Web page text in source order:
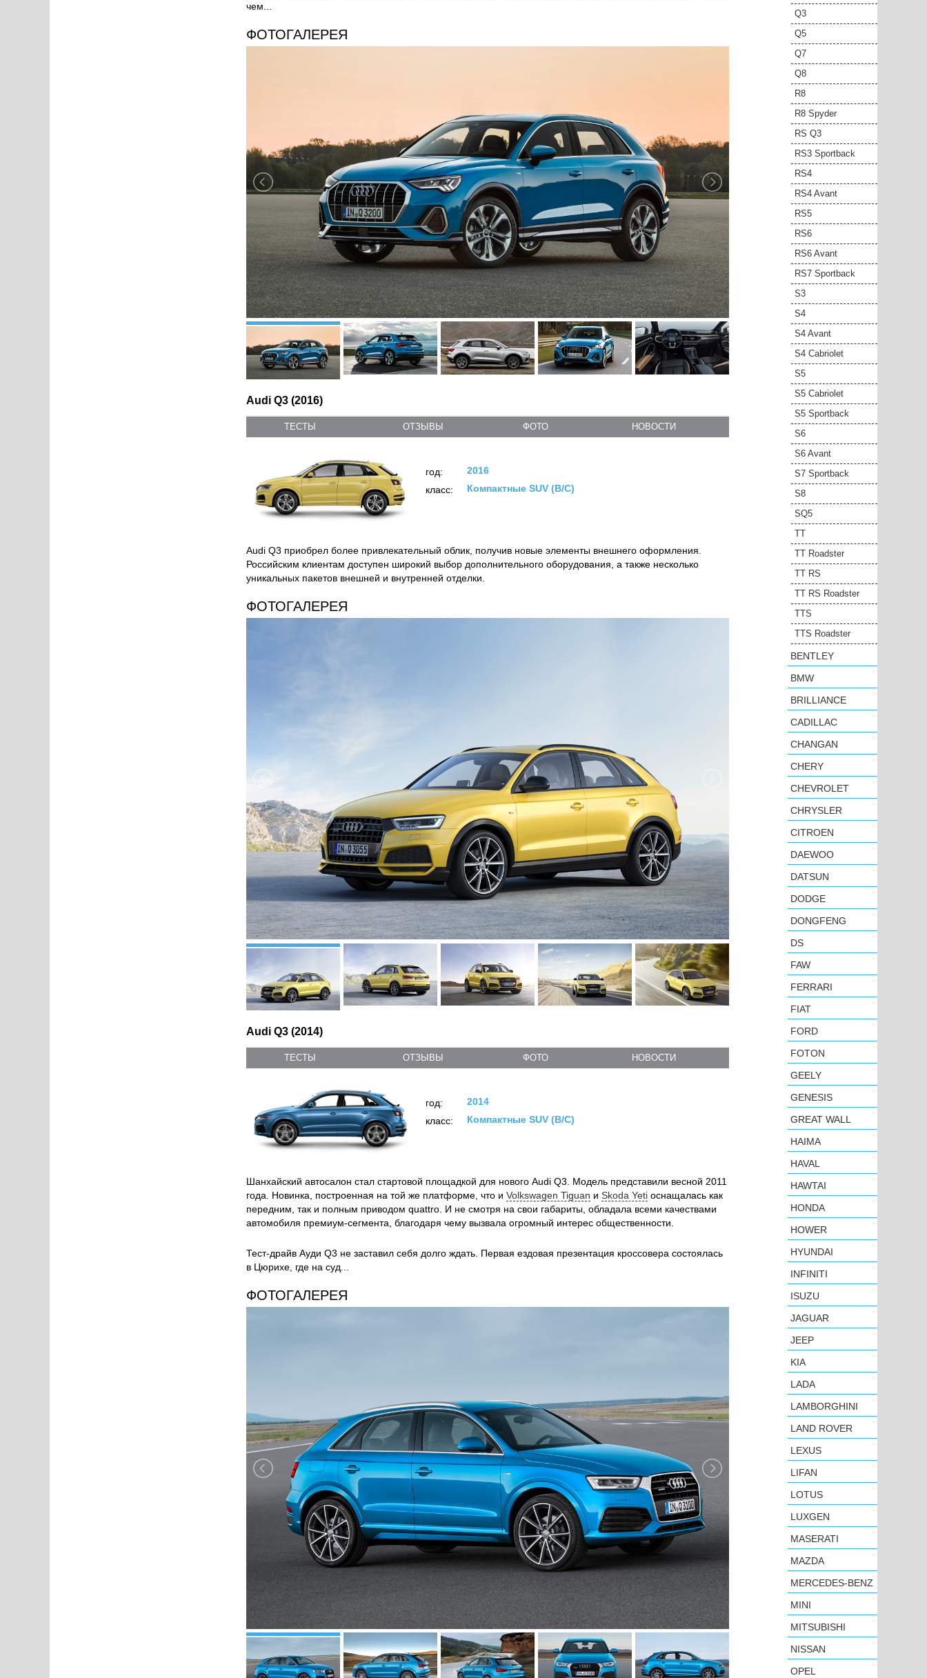
чем...
ФОТОГАЛЕРЕЯ
Audi Q3 (2016)
ТЕСТЫ ОТЗЫВЫ ФОТО НОВОСТИ
год:
2016
класс:
Компактные SUV (B/C)
Audi Q3 приобрел более привлекательный облик, получив новые элементы внешнего оформления.
Российским клиентам доступен широкий выбор дополнительного оборудования, а также несколько
уникальных пакетов внешней и внутренней отделки.
ФОТОГАЛЕРЕЯ
Audi Q3 (2014)
ТЕСТЫ ОТЗЫВЫ ФОТО НОВОСТИ
год:
2014
класс:
Компактные SUV (B/C)
Шанхайский автосалон стал стартовой площадкой для нового Audi Q3. Модель представили весной 2011
года. Новинка, построенная на той же платформе, что и Volkswagen Tiguan и Skoda Yeti оснащалась как
передним, так и полным приводом quattro. И не смотря на свои габариты, обладала всеми качествами
автомобиля премиум-сегмента, благодаря чему вызвала огромный интерес общественности.
Тест-драйв Ауди Q3 не заставил себя долго ждать. Первая ездовая презентация кроссовера состоялась
в Цюрихе, где на суд...
ФОТОГАЛЕРЕЯ
Q3
Q5
Q7
Q8
R8
R8 Spyder
RS Q3
RS3 Sportback
RS4
RS4 Avant
RS5
RS6
RS6 Avant
RS7 Sportback
S3
S4
S4 Avant
S4 Cabriolet
S5
S5 Cabriolet
S5 Sportback
S6
S6 Avant
S7 Sportback
S8
SQ5
TT
TT Roadster
TT RS
TT RS Roadster
TTS
TTS Roadster
BENTLEY
BMW
BRILLIANCE
CADILLAC
CHANGAN
CHERY
CHEVROLET
CHRYSLER
CITROEN
DAEWOO
DATSUN
DODGE
DONGFENG
DS
FAW
FERRARI
FIAT
FORD
FOTON
GEELY
GENESIS
GREAT WALL
HAIMA
HAVAL
HAWTAI
HONDA
HOWER
HYUNDAI
INFINITI
ISUZU
JAGUAR
JEEP
KIA
LADA
LAMBORGHINI
LAND ROVER
LEXUS
LIFAN
LOTUS
LUXGEN
MASERATI
MAZDA
MERCEDES-BENZ
MINI
MITSUBISHI
NISSAN
OPEL